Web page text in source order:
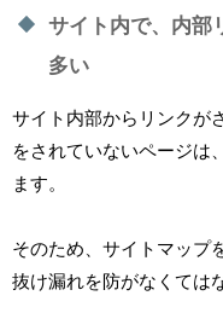
サイト内で、内部
多い
サイト内部からリンクが
をされていないページは
ます。
そのため、サイトマップ
抜け漏れを防がなくては